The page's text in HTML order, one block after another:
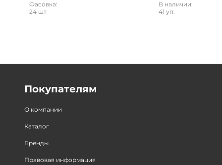
Фасовка:
24 шт
В наличии:
41 уп.
Покупателям
О компании
Каталог
Бренды
Правовая информация